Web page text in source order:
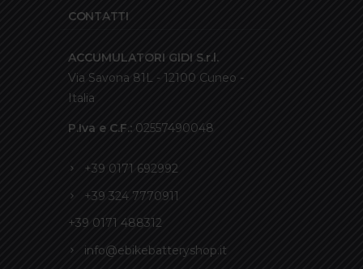
CONTATTI
ACCUMULATORI GIDI S.r.l.
Via Savona 81L - 12100 Cuneo -
Italia
P.Iva e C.F.: 02557490048
+39 0171 692992
+39 324 7770911
+39 0171 488312
info@ebikebatteryshop.it